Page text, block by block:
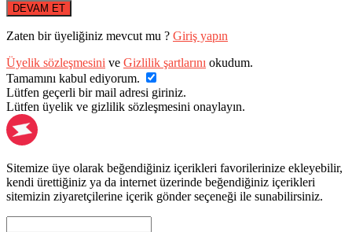
DEVAM ET
Zaten bir üyeliğiniz mevcut mu ? Giriş yapın
Üyelik sözleşmesini ve Gizlilik şartlarını okudum.
Tamamını kabul ediyorum.
Lütfen geçerli bir mail adresi giriniz.
Lütfen üyelik ve gizlilik sözleşmesini onaylayın.
Sitemize üye olarak beğendiğiniz içerikleri favorilerinize ekleyebilir,
kendi ürettiğiniz ya da internet üzerinde beğendiğiniz içerikleri
sitemizin ziyaretçilerine içerik gönder seçeneği ile sunabilirsiniz.